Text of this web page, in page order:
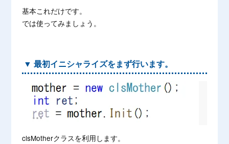
基本これだけです。
では使ってみましょう。
▼ 最初イニシャライズをまず行います。
clsMotherクラスを利用します。